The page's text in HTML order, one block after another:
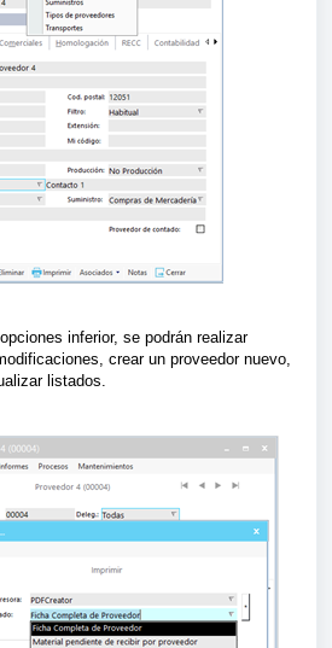
inferior, se podrán realizar
crear un proveedor nuevo,
listados.